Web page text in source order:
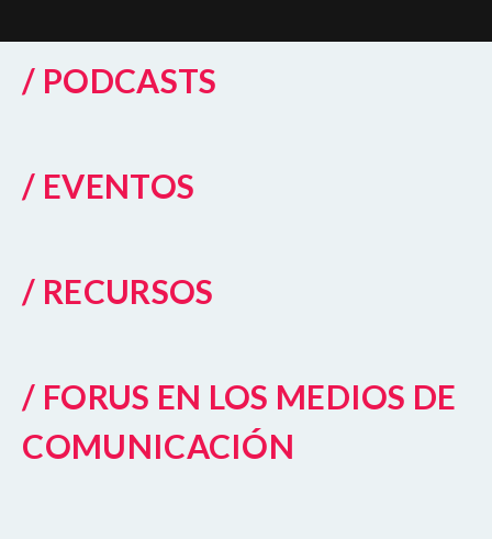
/ PODCASTS
/ EVENTOS
/ RECURSOS
/ FORUS EN LOS MEDIOS DE
COMUNICACIÓN